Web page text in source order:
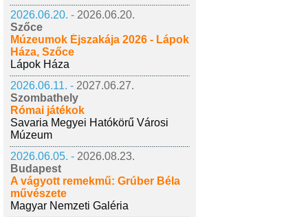
2026.06.20. - 2026.06.20.
Szőce
Múzeumok Éjszakája 2026 - Lápok
Háza, Szőce
Lápok Háza
2026.06.11. - 2027.06.27.
Szombathely
Római játékok
Savaria Megyei Hatókörű Városi
Múzeum
2026.06.05. - 2026.08.23.
Budapest
A vágyott remekmű: Grúber Béla
művészete
Magyar Nemzeti Galéria